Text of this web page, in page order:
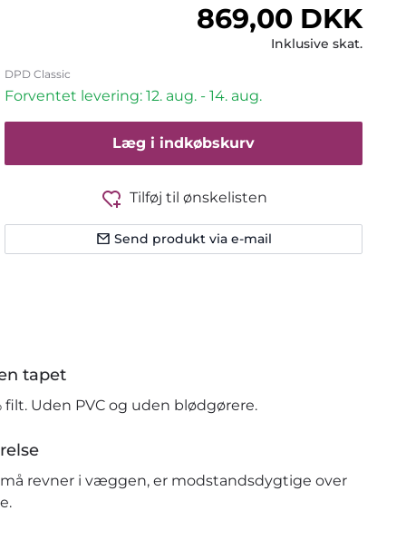
Normalpris
869,00 DKK
Inklusive skat.
DPD Classic
Forventet levering: 12. aug. - 14. aug.
Læg i indkøbskurv
Tilføj til ønskelisten
Send produkt via e-mail
tapet
filt. Uden PVC og uden blødgørere.
revner i væggen, er modstandsdygtige over